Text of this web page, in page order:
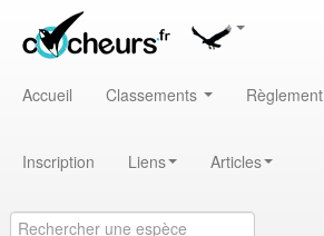
Accueil Classements Règlement
Inscription Liens Articles